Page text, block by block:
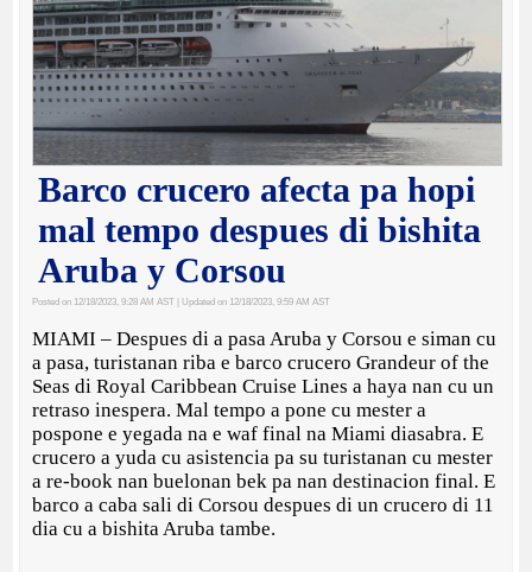
Barco crucero afecta pa hopi
mal tempo despues di bishita
Aruba y Corsou
Posted on 12/18/2023, 9:28 AM AST | Updated on 12/18/2023, 9:59 AM AST
MIAMI – Despues di a pasa Aruba y Corsou e siman cu
a pasa, turistanan riba e barco crucero Grandeur of the
Seas di Royal Caribbean Cruise Lines a haya nan cu un
retraso inespera. Mal tempo a pone cu mester a
pospone e yegada na e waf final na Miami diasabra. E
crucero a yuda cu asistencia pa su turistanan cu mester
a re-book nan buelonan bek pa nan destinacion final. E
barco a caba sali di Corsou despues di un crucero di 11
dia cu a bishita Aruba tambe.